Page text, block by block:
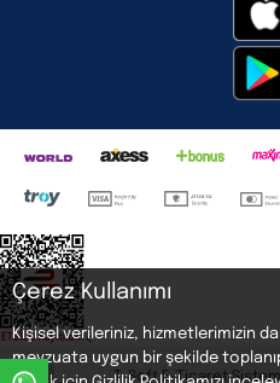
Çerez Kullanımı
Kişisel verileriniz, hizmetlerimizin
mevzuata uygun bir şekilde
<
T-SoftE-Ticaret